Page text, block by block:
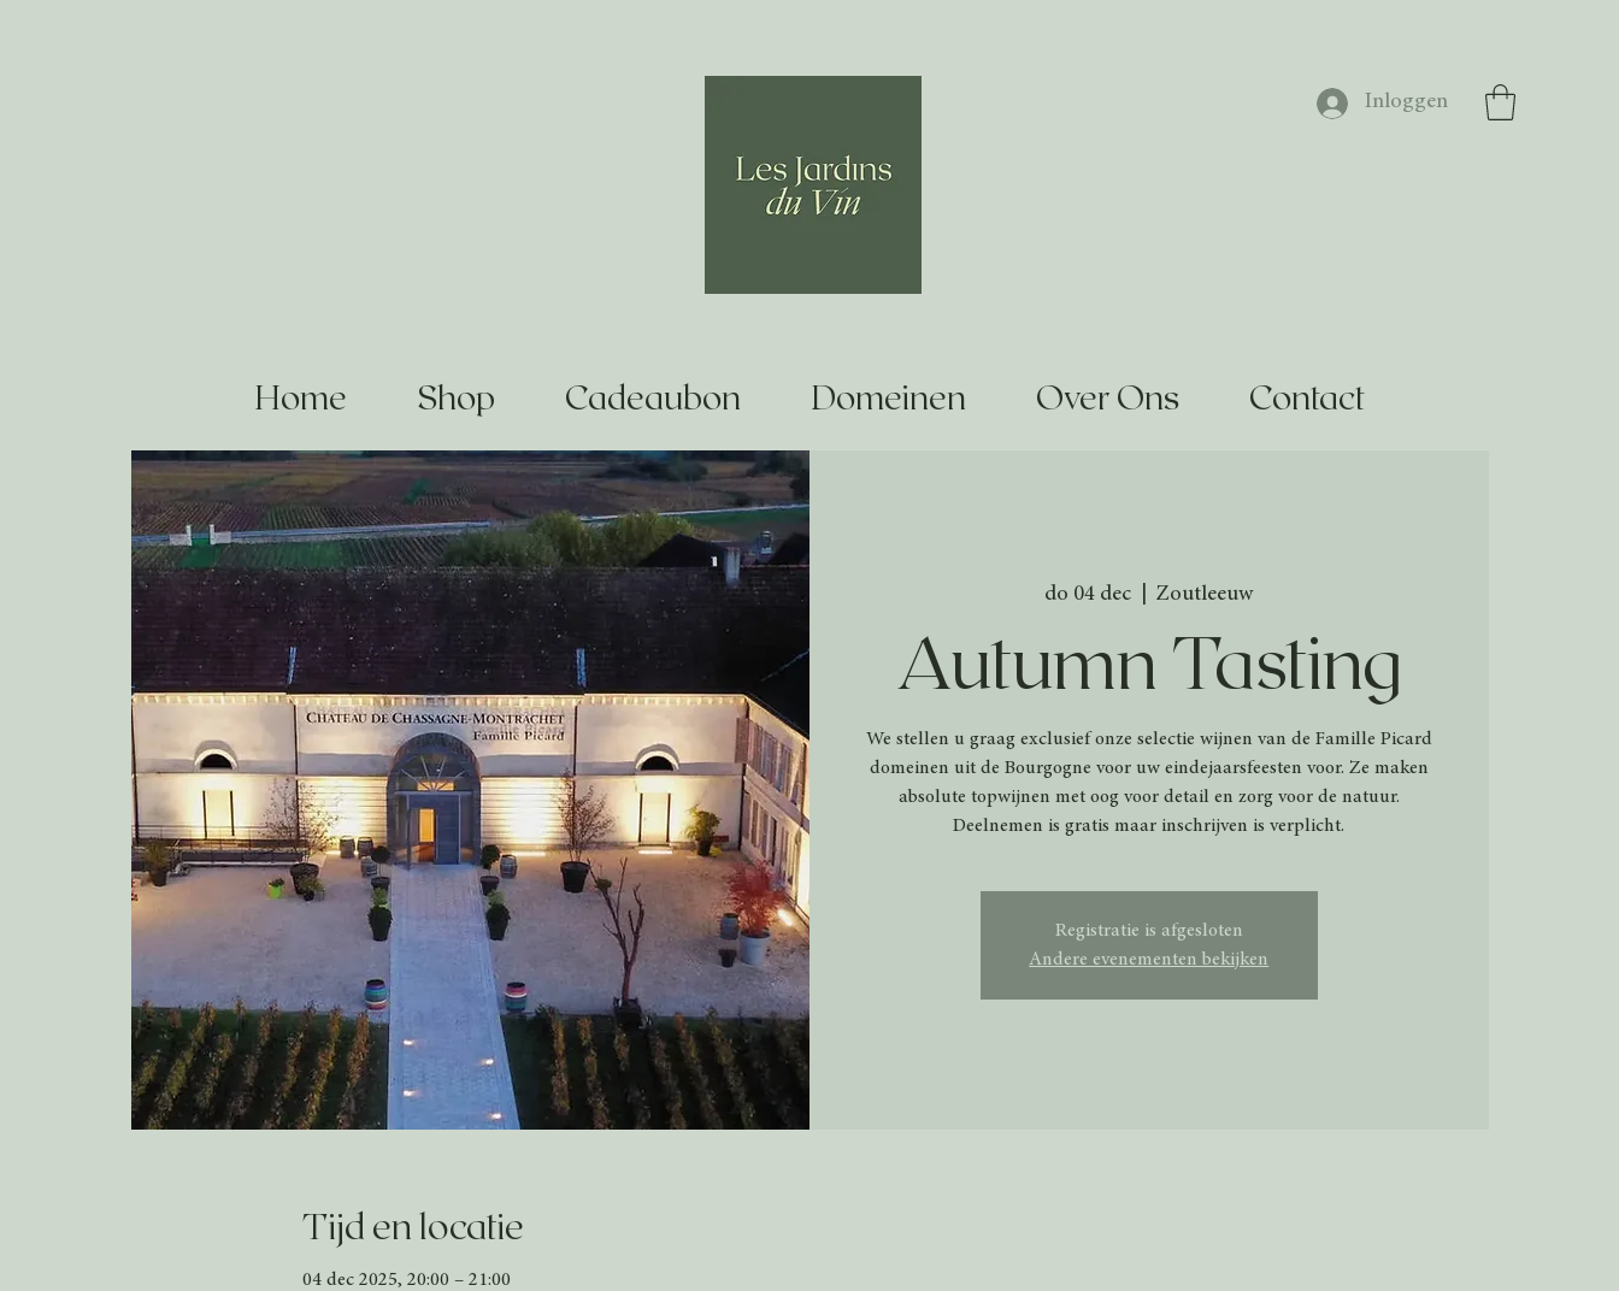
Inloggen
Home Shop Cadeaubon Domeinen Over Ons Contact
do 04 dec
  |
Zoutleeuw
Autumn Tasting
We stellen u graag exclusief onze selectie wijnen van de Famille Picard
domeinen uit de Bourgogne voor uw eindejaarsfeesten voor. Ze maken
absolute topwijnen met oog voor detail en zorg voor de natuur.
Deelnemen is gratis maar inschrijven is verplicht.
Registratie is afgesloten
Andere evenementen bekijken
Tijd en locatie
04 dec 2025, 20:00 – 21:00